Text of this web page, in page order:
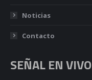
Noticias
Contacto
SEÑAL EN VIVO